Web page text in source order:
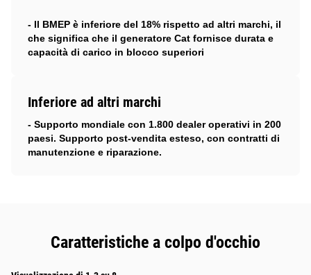
- Il BMEP è inferiore del 18% rispetto ad altri marchi, il
che significa che il generatore Cat fornisce durata e
capacità di carico in blocco superiori
Inferiore ad altri marchi
- Supporto mondiale con 1.800 dealer operativi in 200
paesi. Supporto post-vendita esteso, con contratti di
manutenzione e riparazione.
Caratteristiche a colpo d'occhio